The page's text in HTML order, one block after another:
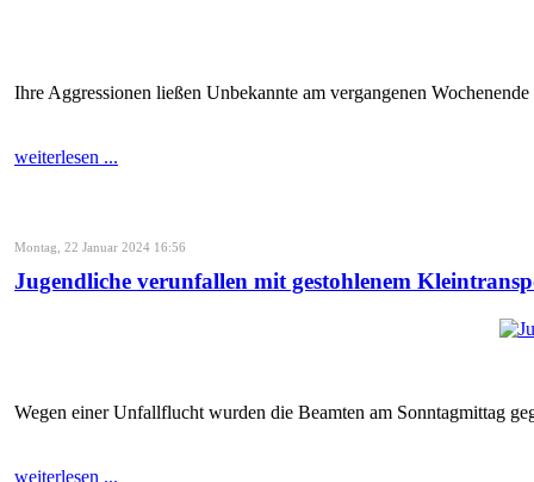
Ihre Aggressionen ließen Unbekannte am vergangenen
weiterlesen ...
Montag, 22 Januar 2024 16:56
Jugendliche verunfallen mit gestohlenem
Wegen einer Unfallflucht wurden die Beamten am Sonntagmittag
weiterlesen ...